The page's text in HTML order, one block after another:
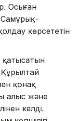
Осыған
көрсететін
қатысатын
қонақ
алыс және
келді.